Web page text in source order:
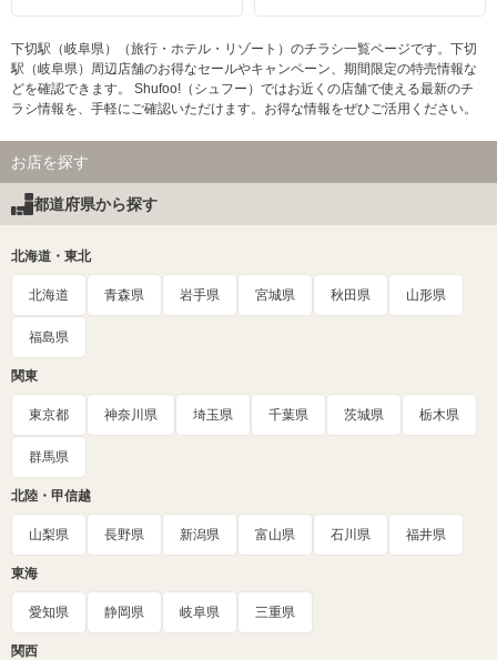
下切駅（岐阜県）（旅行・ホテル・リゾート）のチラシ一覧ページです。下切
駅（岐阜県）周辺店舗のお得なセールやキャンペーン、期間限定の特売情報な
どを確認できます。 Shufoo!（シュフー）ではお近くの店舗で使える最新のチ
ラシ情報を、手軽にご確認いただけます。お得な情報をぜひご活用ください。
お店を探す
都道府県から探す
北海道・東北
北海道 青森県 岩手県 宮城県 秋田県 山形県
福島県
関東
東京都 神奈川県 埼玉県 千葉県 茨城県 栃木県
群馬県
北陸・甲信越
山梨県 長野県 新潟県 富山県 石川県 福井県
東海
愛知県 静岡県 岐阜県 三重県
関西